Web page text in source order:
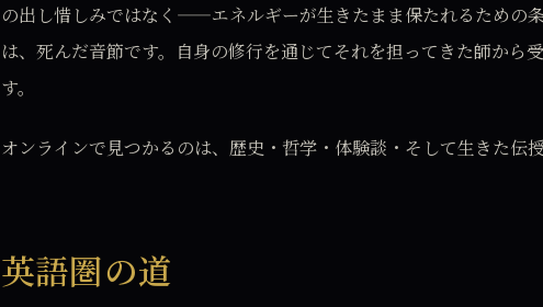
の出し惜しみではなく——エネルギーが生きたまま保たれるための
は、死んだ音節です。自身の修行を通じてそれを担ってきた師から
す。
オンラインで見つかるのは、歴史・哲学・体験談・そして生きた伝授
英語圏の道